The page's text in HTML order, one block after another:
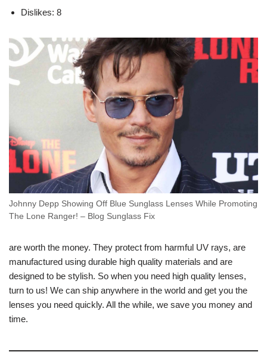
Dislikes: 8
Johnny Depp Showing Off Blue Sunglass Lenses While Promoting
The Lone Ranger! – Blog Sunglass Fix
are worth the money. They protect from harmful UV rays, are
manufactured using durable high quality materials and are
designed to be stylish. So when you need high quality lenses,
turn to us! We can ship anywhere in the world and get you the
lenses you need quickly. All the while, we save you money and
time.